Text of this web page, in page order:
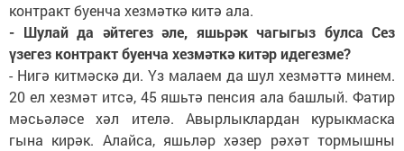
контракт буенча хезмәткә китә ала.
- Шулай да әйтегез әле, яшьрәк чагыгыз булса Сез
үзегез контракт буенча хезмәткә китәр идегезме?
- Нигә китмәскә ди. Үз малаем да шул хезмәттә минем.
20 ел хезмәт итсә, 45 яшьтә пенсия ала башлый. Фатир
мәсьәләсе хәл ителә. Авырлыклардан курыкмаска
гына кирәк. Алайса, яшьләр хәзер рәхәт тормышны